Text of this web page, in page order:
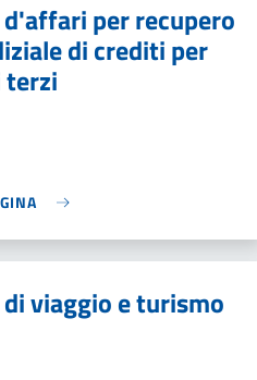
per recupero
di crediti per
terzi
viaggio e turismo